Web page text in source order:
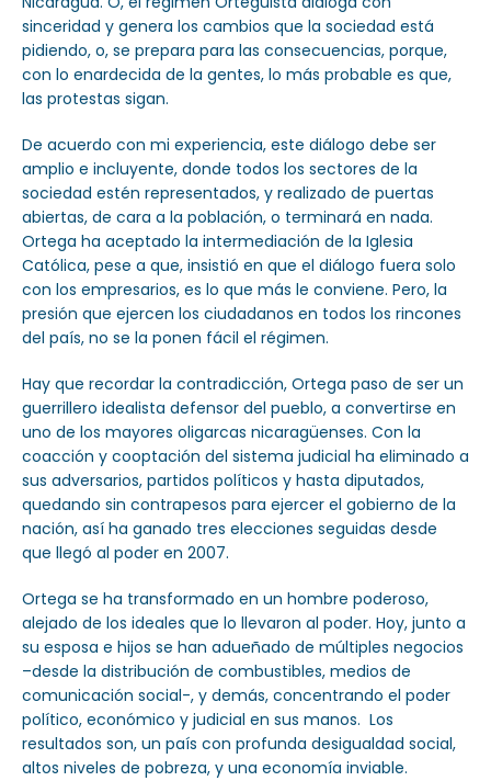
sinceridad y genera los cambios que la sociedad está
pidiendo, o, se prepara para las consecuencias, porque,
con lo enardecida de la gentes, lo más probable es que,
las protestas sigan.
De acuerdo con mi experiencia, este diálogo debe ser
amplio e incluyente, donde todos los sectores de la
sociedad estén representados, y realizado de puertas
abiertas, de cara a la población, o terminará en nada.
Ortega ha aceptado la intermediación de la Iglesia
Católica, pese a que, insistió en que el diálogo fuera solo
con los empresarios, es lo que más le conviene. Pero, la
presión que ejercen los ciudadanos en todos los rincones
del país, no se la ponen fácil el régimen.
Hay que recordar la contradicción, Ortega paso de ser un
guerrillero idealista defensor del pueblo, a convertirse en
uno de los mayores oligarcas nicaragüenses. Con la
coacción y cooptación del sistema judicial ha eliminado a
sus adversarios, partidos políticos y hasta diputados,
quedando sin contrapesos para ejercer el gobierno de la
nación, así ha ganado tres elecciones seguidas desde
que llegó al poder en 2007.
Ortega se ha transformado en un hombre poderoso,
alejado de los ideales que lo llevaron al poder. Hoy, junto a
su esposa e hijos se han adueñado de múltiples negocios
–desde la distribución de combustibles, medios de
comunicación social-, y demás, concentrando el poder
político, económico y judicial en sus manos. Los
resultados son, un país con profunda desigualdad social,
altos niveles de pobreza, y una economía inviable.